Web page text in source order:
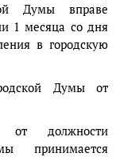
Думы вправе
1 месяца со дня
в городскую
Думы от
от должности
принимается